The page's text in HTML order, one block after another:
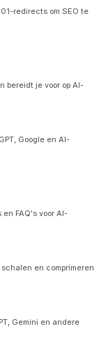
redirects om SEO te
bereidt je voor op AI-
Google en AI-
FAQ's voor AI-
en comprimeren
Gemini en andere